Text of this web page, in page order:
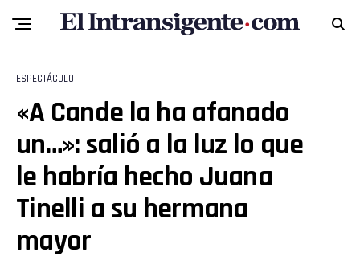
ESPECTÁCULO
«A Cande la ha afanado
un…»: salió a la luz lo que
le habría hecho Juana
Tinelli a su hermana
mayor